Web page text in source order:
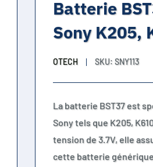
Batterie
Sony K205,
OTECH SKU: SNY113
La batterie BST37 est
Sony tels que K205,
tension de 3.7V, elle
cette batterie